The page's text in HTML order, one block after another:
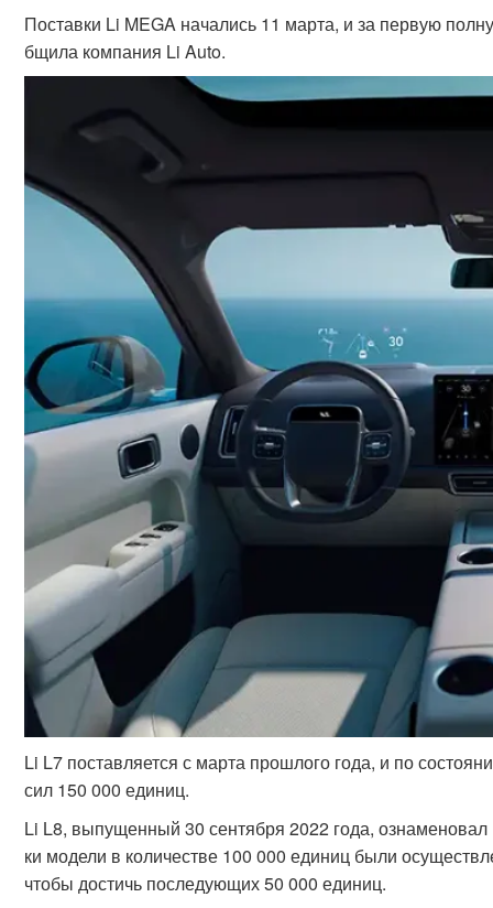
Поставки Li MEGA начались 11 марта, и за первую
бщила компания Li Auto.
Li L7 поставляется с марта прошлого года, и по
сил 150 000 единиц.
Li L8, выпущенный 30 сентября 2022 года,
ки модели в количестве 100 000 единиц были
чтобы достичь последующих 50 000 единиц.